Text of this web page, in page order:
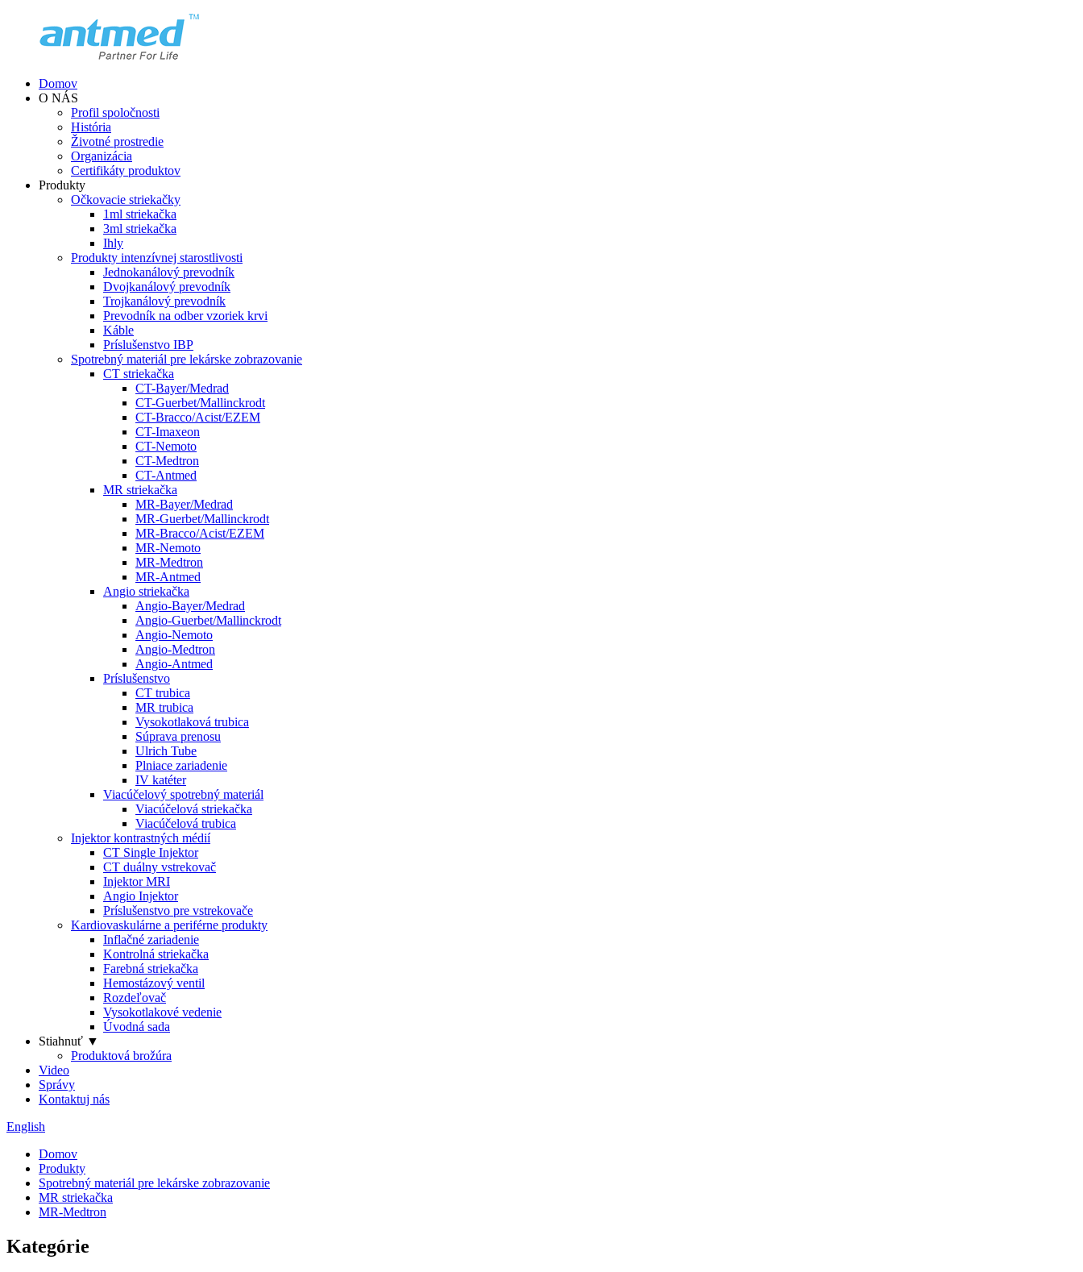
Domov
O NÁS
Profil spoločnosti
História
Životné prostredie
Organizácia
Certifikáty produktov
Produkty
Očkovacie striekačky
1ml striekačka
3ml striekačka
Ihly
Produkty intenzívnej starostlivosti
Jednokanálový prevodník
Dvojkanálový prevodník
Trojkanálový prevodník
Prevodník na odber vzoriek krvi
Káble
Príslušenstvo IBP
Spotrebný materiál pre lekárske zobrazovanie
CT striekačka
CT-Bayer/Medrad
CT-Guerbet/Mallinckrodt
CT-Bracco/Acist/EZEM
CT-Imaxeon
CT-Nemoto
CT-Medtron
CT-Antmed
MR striekačka
MR-Bayer/Medrad
MR-Guerbet/Mallinckrodt
MR-Bracco/Acist/EZEM
MR-Nemoto
MR-Medtron
MR-Antmed
Angio striekačka
Angio-Bayer/Medrad
Angio-Guerbet/Mallinckrodt
Angio-Nemoto
Angio-Medtron
Angio-Antmed
Príslušenstvo
CT trubica
MR trubica
Vysokotlaková trubica
Súprava prenosu
Ulrich Tube
Plniace zariadenie
IV katéter
Viacúčelový spotrebný materiál
Viacúčelová striekačka
Viacúčelová trubica
Injektor kontrastných médií
CT Single Injektor
CT duálny vstrekovač
Injektor MRI
Angio Injektor
Príslušenstvo pre vstrekovače
Kardiovaskulárne a periférne produkty
Inflačné zariadenie
Kontrolná striekačka
Farebná striekačka
Hemostázový ventil
Rozdeľovač
Vysokotlakové vedenie
Úvodná sada
Stiahnuť ▼
Produktová brožúra
Video
Správy
Kontaktuj nás
English
Domov
Produkty
Spotrebný materiál pre lekárske zobrazovanie
MR striekačka
MR-Medtron
Kategórie